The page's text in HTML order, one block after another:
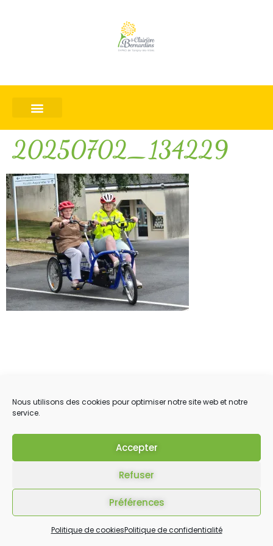
Nous utilisons des cookies pour optimiser notre site web et notre
service.
Accepter
Refuser
Préférences
Politique de cookiesPolitique de confidentialité
20250702_134229